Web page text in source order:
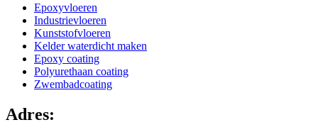
Epoxyvloeren
Industrievloeren
Kunststofvloeren
Kelder waterdicht maken
Epoxy coating
Polyurethaan coating
Zwembadcoating
Adres: